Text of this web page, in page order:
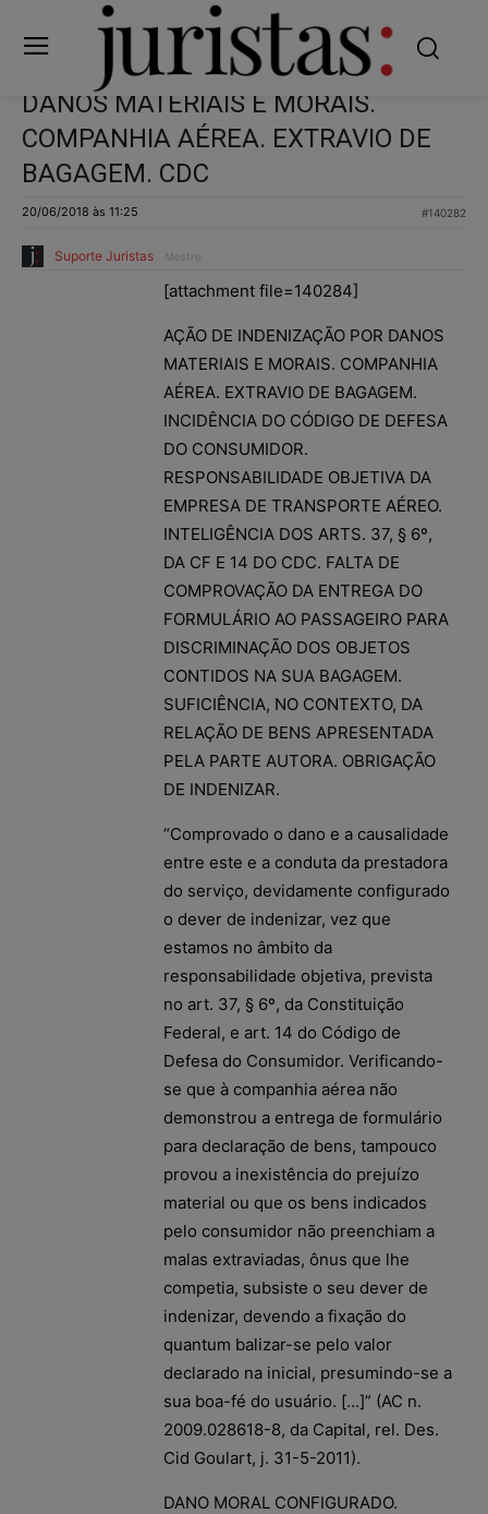
DANOS MATERIAIS E MORAIS.
COMPANHIA AÉREA. EXTRAVIO DE
BAGAGEM. CDC
20/06/2018 às 11:25 #140282
Suporte Juristas Mestre
[attachment file=140284]
AÇÃO DE INDENIZAÇÃO POR DANOS
MATERIAIS E MORAIS. COMPANHIA
AÉREA. EXTRAVIO DE BAGAGEM.
INCIDÊNCIA DO CÓDIGO DE DEFESA
DO CONSUMIDOR.
RESPONSABILIDADE OBJETIVA DA
EMPRESA DE TRANSPORTE AÉREO.
INTELIGÊNCIA DOS ARTS. 37, § 6º,
DA CF E 14 DO CDC. FALTA DE
COMPROVAÇÃO DA ENTREGA DO
FORMULÁRIO AO PASSAGEIRO PARA
DISCRIMINAÇÃO DOS OBJETOS
CONTIDOS NA SUA BAGAGEM.
SUFICIÊNCIA, NO CONTEXTO, DA
RELAÇÃO DE BENS APRESENTADA
PELA PARTE AUTORA. OBRIGAÇÃO
DE INDENIZAR.
“Comprovado o dano e a causalidade
entre este e a conduta da prestadora
do serviço, devidamente configurado
o dever de indenizar, vez que
estamos no âmbito da
responsabilidade objetiva, prevista
no art. 37, § 6º, da Constituição
Federal, e art. 14 do Código de
Defesa do Consumidor. Verificando-
se que à companhia aérea não
demonstrou a entrega de formulário
para declaração de bens, tampouco
provou a inexistência do prejuízo
material ou que os bens indicados
pelo consumidor não preenchiam a
malas extraviadas, ônus que lhe
competia, subsiste o seu dever de
indenizar, devendo a fixação do
quantum balizar-se pelo valor
declarado na inicial, presumindo-se a
sua boa-fé do usuário. […]” (AC n.
2009.028618-8, da Capital, rel. Des.
Cid Goulart, j. 31-5-2011).
DANO MORAL CONFIGURADO.